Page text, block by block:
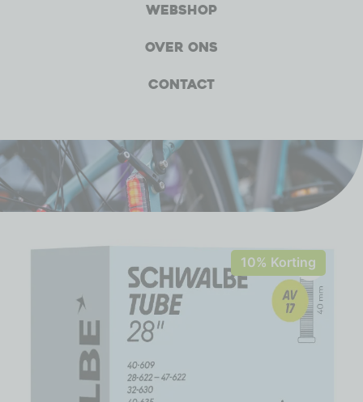
Webshop
Over ons
Contact
10% Korting